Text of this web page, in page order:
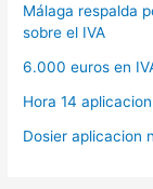
Málaga respalda
sobre el IVA
6.000 euros en
Hora 14
Dosier aplicacion